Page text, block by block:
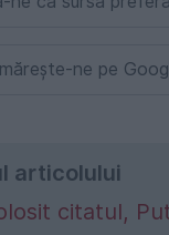
ne pe
articolului
citatul,